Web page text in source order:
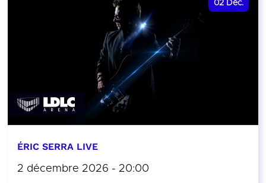
02 Déc.
ÉRIC SERRA LIVE
2 décembre 2026 - 20:00